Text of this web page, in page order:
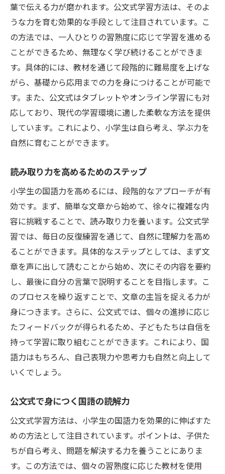
葉で伝える力が磨かれます。公文式学習方法は、そのよ
うな力を育む効果的な手段として注目されています。こ
の方法では、一人ひとりの習熟度に応じて学習を進める
ことができるため、無理なく学び続けることができま
す。具体的には、教材を通じて段階的に難易度を上げな
がら、基礎から応用までの力を身につけることが可能で
す。また、公文式はタブレットやオンライン学習にも対
応しており、現代の学習環境に適した柔軟な方法を提供
しています。これにより、小学生は自ら考え、学ぶ力を
自然に育むことができます。
読み取り力を高めるためのステップ
小学生の国語力を高めるには、段階的なアプローチが有
効です。まず、簡単な文章から始めて、徐々に複雑な内
容に挑戦することで、読み取り力を養います。公文式学
習では、毎日の反復練習を通じて、自然に理解力を高め
ることができます。具体的なステップとしては、まず文
章を声に出して読むことから始め、次にその内容を要約
し、最後に自分の言葉で説明することを目指します。こ
のプロセスを繰り返すことで、文章の主旨を捉える力が
身につきます。さらに、公文式では、個々の進捗に応じ
たフィードバックが得られるため、子どもたちは自信を
持って学習に取り組むことができます。これにより、国
語力はもちろん、自己表現力や思考力も自然と向上して
いくでしょう。
公文式で身につく国語の読解力
公文式学習方法は、小学生の国語力を効果的に伸ばすた
めの方法として注目されています。ポイントは、子供た
ちが自ら考え、問題を解決する力を養うことにありま
す。この方法では、個々の習熟度に応じた教材を使用